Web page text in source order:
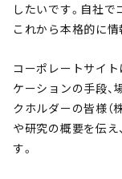
したいです。自社
これから本格的に情
コーポレートサイ
ケーションの手段、
クホルダーの皆様（
や研究の概要を伝
す。